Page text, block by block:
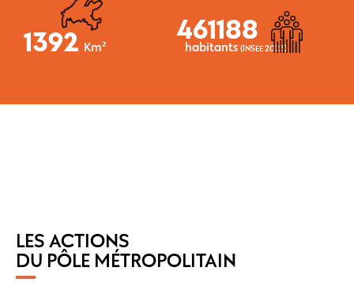
1392 Km²
461188
habitants (INSEE 2023)
LES ACTIONS
DU PÔLE MÉTROPOLITAIN